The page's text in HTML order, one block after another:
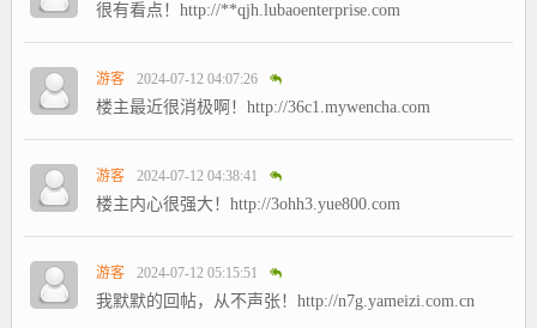
很有看点！http://**qjh.lubaoenterprise.com
游客 2024-07-12 04:07:26
楼主最近很消极啊！http://36c1.mywencha.com
游客 2024-07-12 04:38:41
楼主内心很强大！http://3ohh3.yue800.com
游客 2024-07-12 05:15:51
我默默的回帖，从不声张！http://n7g.yameizi.com.cn